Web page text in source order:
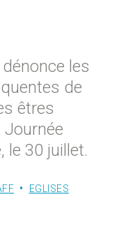
les
de
êtres
Journée
le 30 juillet.
EGLISES